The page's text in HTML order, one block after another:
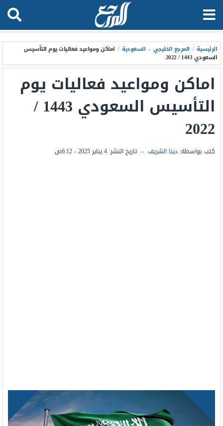
الرئيسية / المرجع الخليجي ، السعودية / اماكن ومواعيد فعاليات يوم التأسيس
السعودي 1443 / 2022
اماكن ومواعيد فعاليات يوم
التأسيس السعودي 1443 /
2022
كتب بواسطة: دينا الشريف – تاريخ النشر: 4 يناير 2025 - 6:12ص